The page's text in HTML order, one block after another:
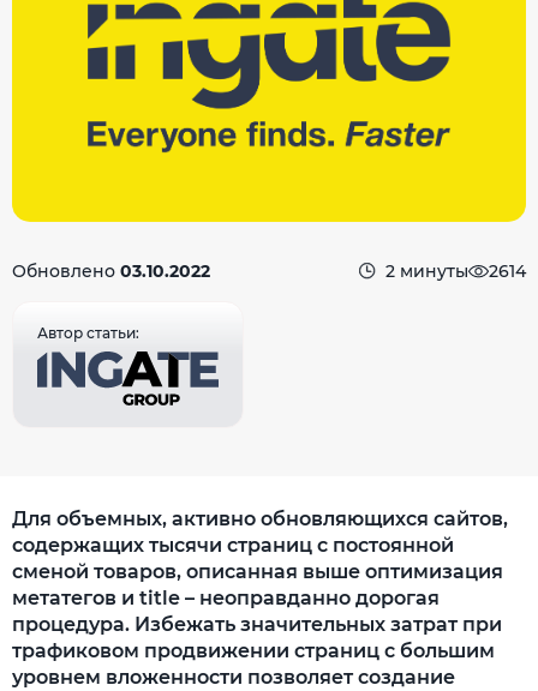
Обновлено 03.10.2022 2 минуты 2614
Автор статьи:
Для объемных, активно обновляющихся сайтов,
содержащих тысячи страниц с постоянной
сменой товаров, описанная выше оптимизация
метатегов и title – неоправданно дорогая
процедура. Избежать значительных затрат при
трафиковом продвижении страниц с большим
уровнем вложенности позволяет создание